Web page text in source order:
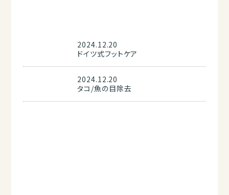
2024.12.20
ドイツ式フットケア
2024.12.20
タコ/魚の目除去